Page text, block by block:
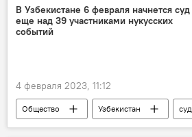
В Узбекистане 6 февраля начнется суд
еще над 39 участниками нукусских
событий
4 февраля 2023, 11:12
Общество Узбекистан
суд
Приговор
Нукус